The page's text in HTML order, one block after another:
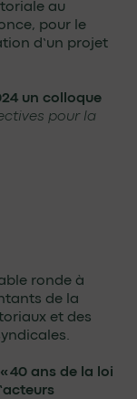
au
pour le
d’un projet
un colloque
pour la
ronde à
de la
et des
40 ans de la loi